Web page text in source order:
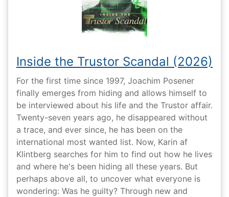
Inside the Trustor Scandal (2026)
For the first time since 1997, Joachim Posener
finally emerges from hiding and allows himself to
be interviewed about his life and the Trustor affair.
Twenty-seven years ago, he disappeared without
a trace, and ever since, he has been on the
international most wanted list. Now, Karin af
Klintberg searches for him to find out how he lives
and where he's been hiding all these years. But
perhaps above all, to uncover what everyone is
wondering: Was he guilty? Through new and